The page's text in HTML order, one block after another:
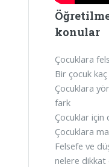
konular
Çocuklara
Bir çocuk kaç
Çocuklara
fark
Çocuklar için
Çocuklara
Felsefe ve
nelere dikkat